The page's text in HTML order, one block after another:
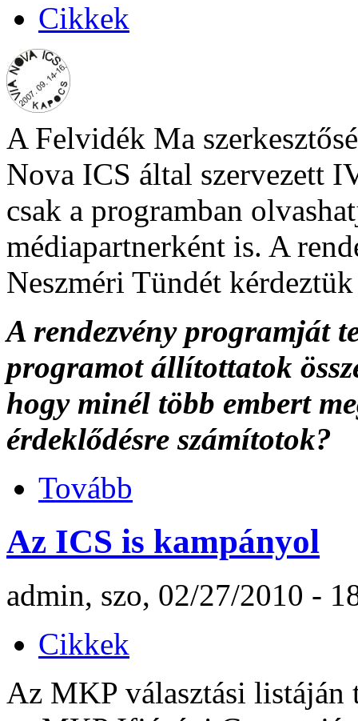
Cikkek
A Felvidék Ma
Nova ICS által szervezett
csak a programban
médiapartnerként is. A
Neszméri Tündét
A rendezvény programját
programot állítottatok
hogy minél több embert
érdeklődésre számítotok?
Tovább
Az ICS is kampányol
admin, szo, 02/27/2010 -
Cikkek
Az MKP választási listáján